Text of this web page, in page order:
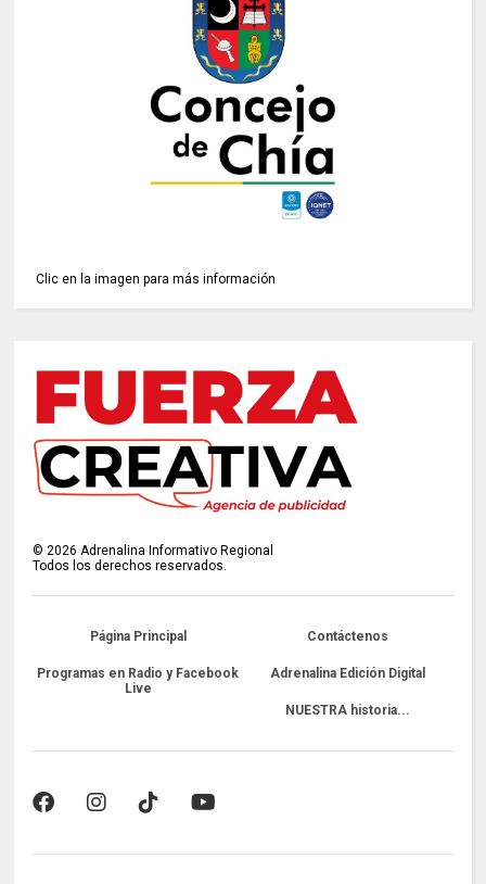
Clic en la imagen para más información
©2026 Adrenalina Informativo Regional
Todos los derechos reservados.
Página Principal Contáctenos
Programas en Radio y Facebook
Live
Adrenalina Edición Digital
NUESTRA historia...